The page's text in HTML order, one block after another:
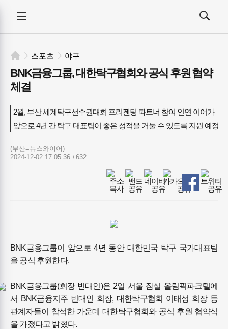
전체메뉴
열기/
검색
열기/
스포츠 야구
BNK금융그룹, 대한탁구협회와 공식 후원 협약
체결
2월, 부산 세계탁구선수권대회 프리젠팅 파트너 참여 인연 이어가
앞으로 4년 간 탁구 대표팀이 좋은 성적을 거둘 수 있도록 지원 예정
(부산=뉴스와이어)
2024-12-02 17:05:36
632
BNK금융그룹이 앞으로 4년 동안 대한민국 탁구 국가대표팀
을 공식 후원한다.
BNK금융그룹(회장 빈대인)은 2일 서울 잠실 올림픽파크텔에
서 BNK금융지주 빈대인 회장, 대한탁구협회 이태성 회장 등
관계자들이 참석한 가운데 대한탁구협회와 공식 후원 협약식
을 가졌다고 밝혔다.